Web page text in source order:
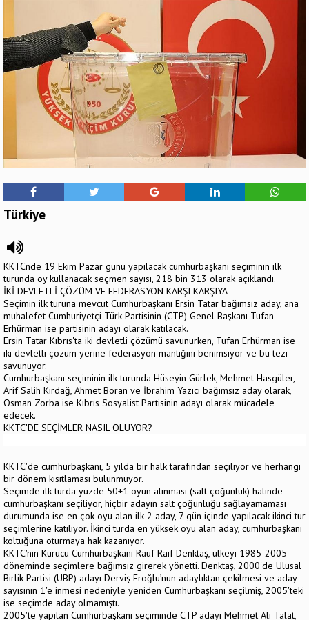
Türkiye
KKTCnde 19 Ekim Pazar günü yapılacak cumhurbaşkanı seçiminin ilk
turunda oy kullanacak seçmen sayısı, 218 bin 313 olarak açıklandı.
İKİ DEVLETLİ ÇÖZÜM VE FEDERASYON KARŞI KARŞIYA
Seçimin ilk turuna mevcut Cumhurbaşkanı Ersin Tatar bağımsız aday, ana
muhalefet Cumhuriyetçi Türk Partisinin (CTP) Genel Başkanı Tufan
Erhürman ise partisinin adayı olarak katılacak.
Ersin Tatar Kıbrıs'ta iki devletli çözümü savunurken, Tufan Erhürman ise
iki devletli çözüm yerine federasyon mantığını benimsiyor ve bu tezi
savunuyor.
Cumhurbaşkanı seçiminin ilk turunda Hüseyin Gürlek, Mehmet Hasgüler,
Arif Salih Kırdağ, Ahmet Boran ve İbrahim Yazıcı bağımsız aday olarak,
Osman Zorba ise Kıbrıs Sosyalist Partisinin adayı olarak mücadele
edecek.
KKTC'DE SEÇİMLER NASIL OLUYOR?
KKTC'de cumhurbaşkanı, 5 yılda bir halk tarafından seçiliyor ve herhangi
bir dönem kısıtlaması bulunmuyor.
Seçimde ilk turda yüzde 50+1 oyun alınması (salt çoğunluk) halinde
cumhurbaşkanı seçiliyor, hiçbir adayın salt çoğunluğu sağlayamaması
durumunda ise en çok oyu alan ilk 2 aday, 7 gün içinde yapılacak ikinci tur
seçimlerine katılıyor. İkinci turda en yüksek oyu alan aday, cumhurbaşkanı
koltuğuna oturmaya hak kazanıyor.
KKTC'nin Kurucu Cumhurbaşkanı Rauf Raif Denktaş, ülkeyi 1985-2005
döneminde seçimlere bağımsız girerek yönetti. Denktaş, 2000'de Ulusal
Birlik Partisi (UBP) adayı Derviş Eroğlu’nun adaylıktan çekilmesi ve aday
sayısının 1'e inmesi nedeniyle yeniden Cumhurbaşkanı seçilmiş, 2005'teki
ise seçimde aday olmamıştı.
2005'te yapılan Cumhurbaşkanı seçiminde CTP adayı Mehmet Ali Talat,